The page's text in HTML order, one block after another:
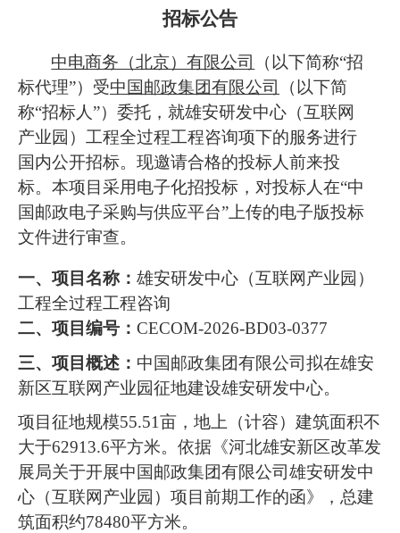
招标公告
中电商务（北京）有限公司
（以下简称“招
标代理”）受中国邮政集团有限公司
（以下简
称“招标人”）委托，就雄安研发中心（互联网
产业园）工程全过程工程咨询项下的服务进行
国内公开招标。现邀请合格的投标人前来投
标。本项目采用电子化招投标，对投标人在“中
国邮政电子采购与供应平台”上传的电子版投标
文件进行审查。
一、项目名称： 雄安研发中心（互联网产业园）
工程全过程工程咨询
二、项目编号： CECOM-2026-BD03-0377
三、项目概述： 中国邮政集团有限公司拟在雄安
新区互联网产业园征地建设雄安研发中心。
项目征地规模55.51亩，地上（计容）建筑面积不
大于62913.6平方米。依据《河北雄安新区改革发
展局关于开展中国邮政集团有限公司雄安研发中
心（互联网产业园）项目前期工作的函》，总建
筑面积约78480平方米。